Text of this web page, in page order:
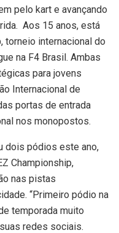
pelo kart e avançando
Aos 15 anos, está
torneio internacional do
na F4 Brasil. Ambas
para jovens
Internacional de
portas de entrada
nos monopostos.
dois pódios este ano,
Championship,
nas pistas
“Primeiro pódio na
temporada muito
redes sociais.